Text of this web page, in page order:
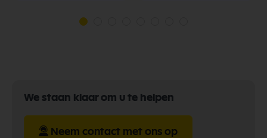
We staan klaar om u te helpen
Neem contact met ons op